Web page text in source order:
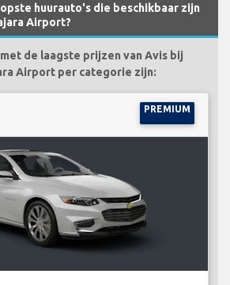
huurauto's die beschikbaar zijn
Airport?
de laagste prijzen van Avis bij
Airport per categorie zijn:
PREMIUM